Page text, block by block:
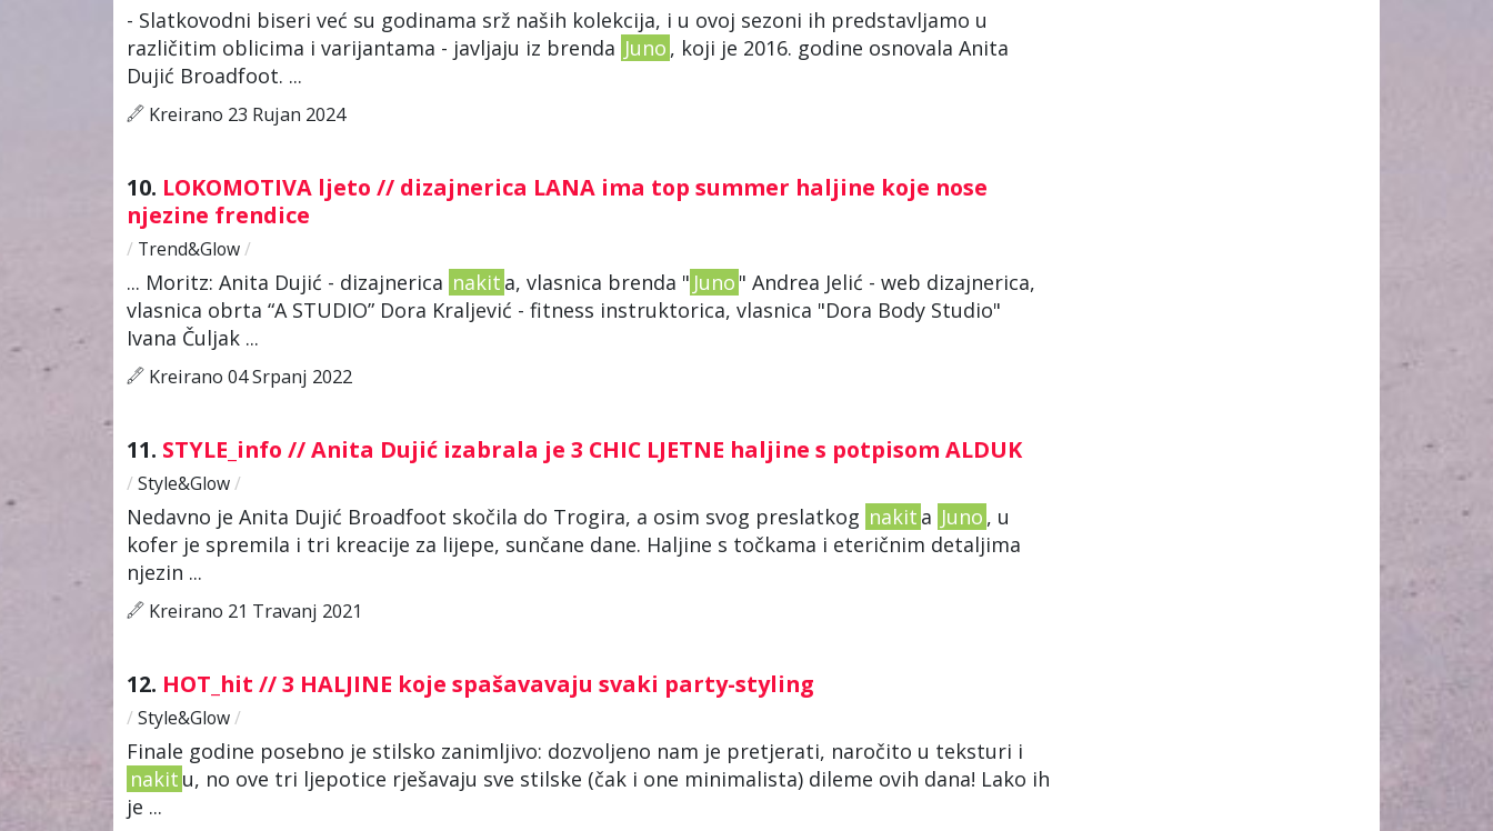
- Slatkovodni biseri već su godinama srž naših kolekcija, i u ovoj sezoni ih predstavljamo u
različitim oblicima i varijantama - javljaju iz brenda Juno , koji je 2016. godine osnovala Anita
Dujić Broadfoot. ...
Kreirano 23 Rujan 2024
10. LOKOMOTIVA ljeto // dizajnerica LANA ima top summer haljine koje nose
njezine frendice
/ Trend&Glow/
... Moritz: Anita Dujić - dizajnerica nakit a, vlasnica brenda " Juno " Andrea Jelić - web dizajnerica,
vlasnica obrta “A STUDIO” Dora Kraljević - fitness instruktorica, vlasnica "Dora Body Studio"
Ivana Čuljak ...
Kreirano 04 Srpanj 2022
11. STYLE_info // Anita Dujić izabrala je 3 CHIC LJETNE haljine s potpisom ALDUK
/ Style&Glow/
Nedavno je Anita Dujić Broadfoot skočila do Trogira, a osim svog preslatkog nakit a Juno , u
kofer je spremila i tri kreacije za lijepe, sunčane dane. Haljine s točkama i eteričnim detaljima
njezin ...
Kreirano 21 Travanj 2021
12. HOT_hit // 3 HALJINE koje spašavavaju svaki party-styling
/ Style&Glow/
Finale godine posebno je stilsko zanimljivo: dozvoljeno nam je pretjerati, naročito u teksturi i
nakit u, no ove tri ljepotice rješavaju sve stilske (čak i one minimalista) dileme ovih dana! Lako ih
je ...